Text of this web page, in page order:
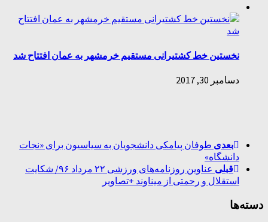
نخستین خط کشتیرانی مستقیم خرمشهر به عمان افتتاح شد
دسامبر 30, 2017
بعدی طوفان پیامکی دانشجویان به سیاسیون برای «نجات
دانشگاه»
قبلی
عناوین روزنامه‌های ورزشی ۲۲ مرداد ۹۶/ شکایت
استقلال و رحمتی از میناوند +تصاویر
دسته‌ها